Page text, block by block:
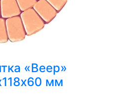
«Веер»
мм